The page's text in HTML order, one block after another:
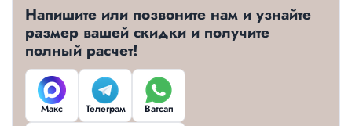
Напишите или позвоните нам и узнайте
размер вашей скидки и получите
полный расчет!
Макс Телеграм Ватсап